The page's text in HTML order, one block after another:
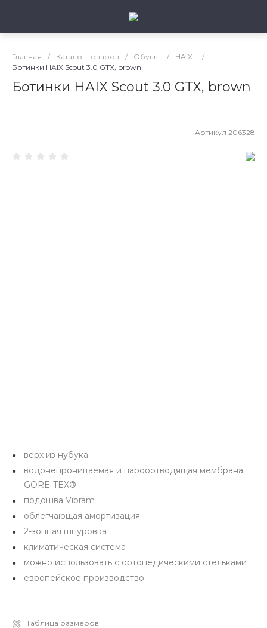
Главная / Каталог товаров / Обувь / HAIX
/
Ботинки HAIX Scout 3.0 GTX, brown
Ботинки HAIX Scout 3.0 GTX, brown
Артикул 206328
верх из нубука
водонепроницаемая и парооотводящая мембрана
GORE-TEX®
подошва Vibram
облегчающая амортизация
2-зонная шнуровка
климатическая система
можно использовать с ортопедическими стельками
европейское производство
Таблица размеров